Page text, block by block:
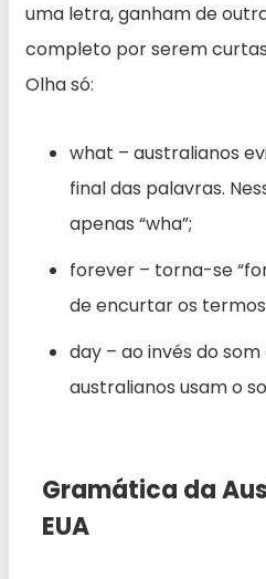
uma letra, ganham de
completo por serem
Olha só:
what – australianos
final das palavras.
apenas “wha”;
forever – torna-se
de encurtar os
day – ao invés do som
australianos usam o
Gramática da
EUA